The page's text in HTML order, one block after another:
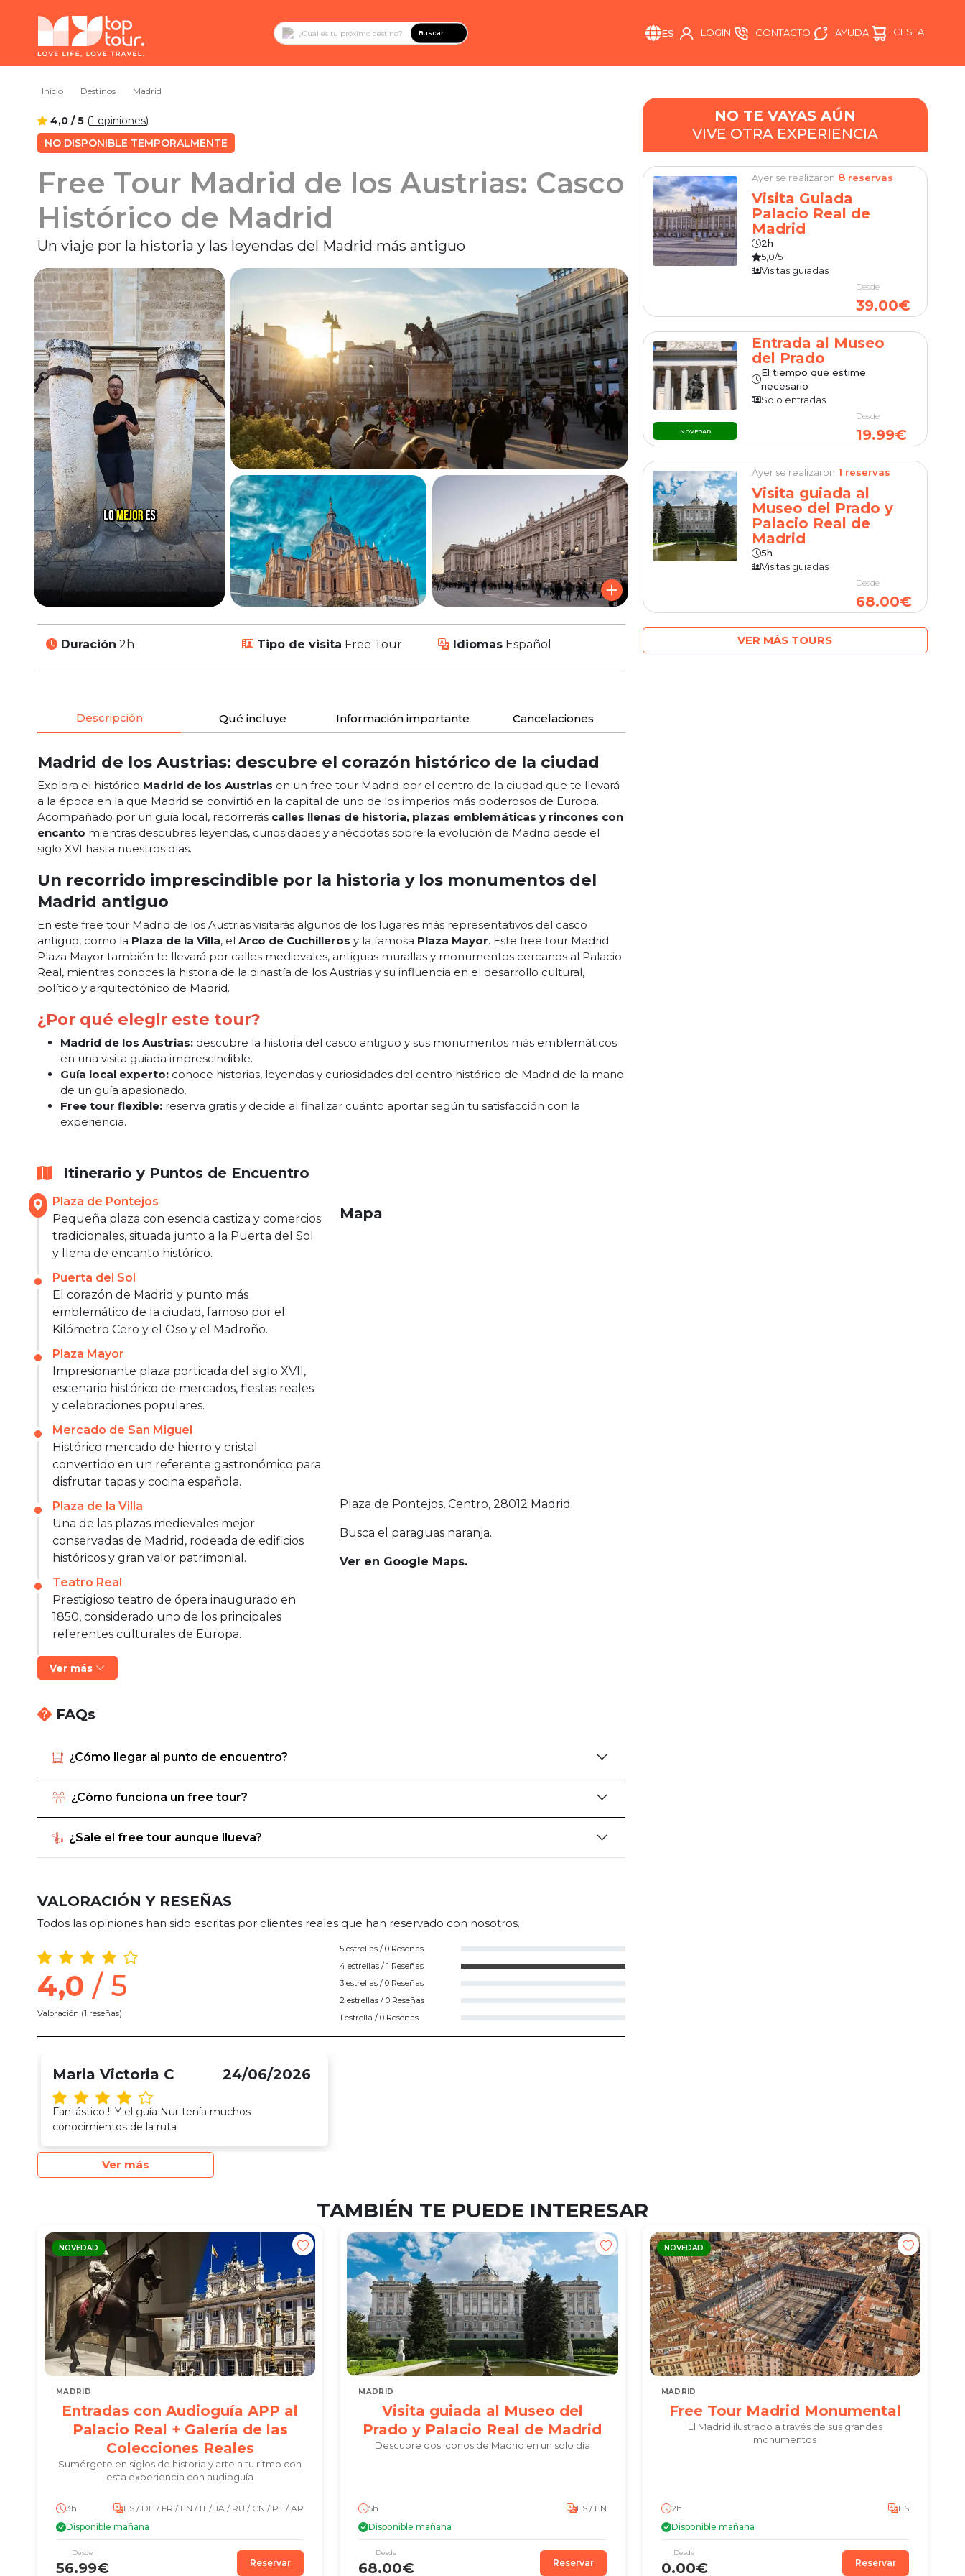
Buscar ES LOGIN CONTACTO AYUDA CESTA
Inicio Destinos Madrid
4,0 / 5 (1 opiniones)
NO DISPONIBLE TEMPORALMENTE
Free Tour Madrid de los Austrias: Casco
Histórico de Madrid
Un viaje por la historia y las leyendas del Madrid más antiguo
Duración 2h Tipo de visita Free Tour IdiomasEspañol
Descripción Qué incluye Información importante Cancelaciones
Madrid de los Austrias: descubre el corazón histórico de la ciudad
Explora el histórico Madrid de los Austrias en un free tour Madrid por el centro de la ciudad que te llevará
a la época en la que Madrid se convirtió en la capital de uno de los imperios más poderosos de Europa.
Acompañado por un guía local, recorrerás calles llenas de historia, plazas emblemáticas y rincones con
encanto mientras descubres leyendas, curiosidades y anécdotas sobre la evolución de Madrid desde el
siglo XVI hasta nuestros días.
Un recorrido imprescindible por la historia y los monumentos del
Madrid antiguo
En este free tour Madrid de los Austrias visitarás algunos de los lugares más representativos del casco
antiguo, como la Plaza de la Villa, el Arco de Cuchilleros y la famosa Plaza Mayor. Este free tour Madrid
Plaza Mayor también te llevará por calles medievales, antiguas murallas y monumentos cercanos al Palacio
Real, mientras conoces la historia de la dinastía de los Austrias y su influencia en el desarrollo cultural,
político y arquitectónico de Madrid.
¿Por qué elegir este tour?
Madrid de los Austrias: descubre la historia del casco antiguo y sus monumentos más emblemáticos
en una visita guiada imprescindible.
Guía local experto: conoce historias, leyendas y curiosidades del centro histórico de Madrid de la mano
de un guía apasionado.
Free tour flexible: reserva gratis y decide al finalizar cuánto aportar según tu satisfacción con la
experiencia.
Itinerario y Puntos de Encuentro
Plaza de Pontejos
Pequeña plaza con esencia castiza y comercios
tradicionales, situada junto a la Puerta del Sol
y llena de encanto histórico.
Puerta del Sol
El corazón de Madrid y punto más
emblemático de la ciudad, famoso por el
Kilómetro Cero y el Oso y el Madroño.
Plaza Mayor
Impresionante plaza porticada del siglo XVII,
escenario histórico de mercados, fiestas reales
y celebraciones populares.
Mercado de San Miguel
Histórico mercado de hierro y cristal
convertido en un referente gastronómico para
disfrutar tapas y cocina española.
Plaza de la Villa
Una de las plazas medievales mejor
conservadas de Madrid, rodeada de edificios
históricos y gran valor patrimonial.
Teatro Real
Prestigioso teatro de ópera inaugurado en
1850, considerado uno de los principales
referentes culturales de Europa.
Ver más
Mapa
Plaza de Pontejos, Centro, 28012 Madrid.
Busca el paraguas naranja.
Ver en Google Maps.
FAQs
¿Cómo llegar al punto de encuentro?
¿Cómo funciona un free tour?
¿Sale el free tour aunque llueva?
VALORACIÓN Y RESEÑAS
Todos las opiniones han sido escritas por clientes reales que han reservado con nosotros.
4,0 / 5
Valoración (1 reseñas)
5 estrellas / 0 Reseñas
4 estrellas / 1 Reseñas
3 estrellas / 0 Reseñas
2 estrellas / 0 Reseñas
1 estrella / 0 Reseñas
Maria Victoria C 24/06/2026
Fantástico !! Y el guía Nur tenía muchos
conocimientos de la ruta
Ver más
NO TE VAYAS AÚN
VIVE OTRA EXPERIENCIA
Ayer se realizaron 8 reservas
Visita Guiada
Palacio Real de
Madrid
2h
5,0/5
Visitas guiadas
Desde
39.00€
NOVEDAD
Entrada al Museo
del Prado
El tiempo que estime
necesario
Solo entradas
Desde
19.99€
Ayer se realizaron 1 reservas
Visita guiada al
Museo del Prado y
Palacio Real de
Madrid
5h
Visitas guiadas
Desde
68.00€
VER MÁS TOURS
TAMBIÉN TE PUEDE INTERESAR
NOVEDAD
MADRID
Entradas con Audioguía APP al
Palacio Real + Galería de las
Colecciones Reales
Sumérgete en siglos de historia y arte a tu ritmo con
esta experiencia con audioguía
3h
ES / DE / FR / EN / IT / JA / RU / CN / PT / AR
Disponible mañana
Desde
56.99€ Reservar
MADRID
Visita guiada al Museo del
Prado y Palacio Real de Madrid
Descubre dos iconos de Madrid en un solo día
5h
ES / EN
Disponible mañana
Desde
68.00€ Reservar
NOVEDAD
MADRID
Free Tour Madrid Monumental
El Madrid ilustrado a través de sus grandes
monumentos
2h
ES
Disponible mañana
Desde
0.00€ Reservar